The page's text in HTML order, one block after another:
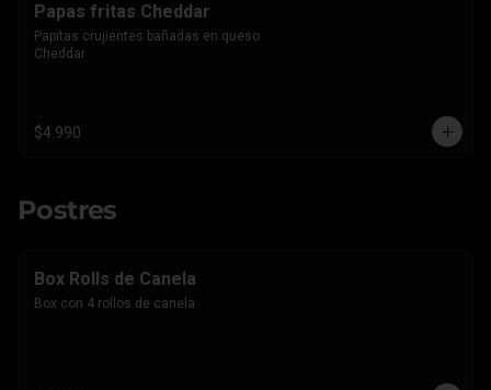
Papas fritas Cheddar
Papitas crujientes bañadas en queso
Cheddar
$4.990
Postres
Box Rolls de Canela
Box con 4 rollos de canela